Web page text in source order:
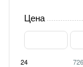
Цена
24 726